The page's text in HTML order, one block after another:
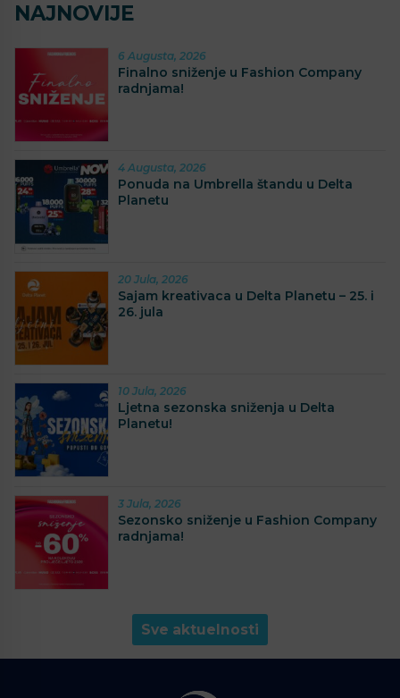
NAJNOVIJE
6 Augusta, 2026
Finalno sniženje u Fashion Company
radnjama!
4 Augusta, 2026
Ponuda na Umbrella štandu u Delta
Planetu
20 Jula, 2026
Sajam kreativaca u Delta Planetu – 25. i
26. jula
10 Jula, 2026
Ljetna sezonska sniženja u Delta
Planetu!
3 Jula, 2026
Sezonsko sniženje u Fashion Company
radnjama!
Sve aktuelnosti